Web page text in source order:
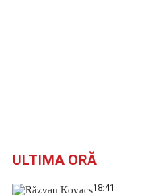
ULTIMA ORĂ
18:41